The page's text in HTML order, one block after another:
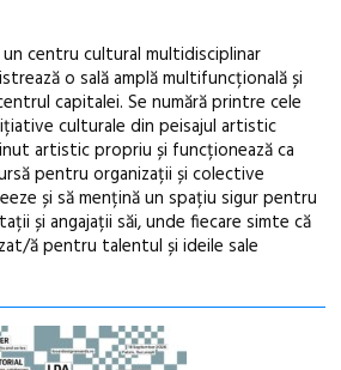
centru cultural multidisciplinar
o sală amplă multifuncțională și
capitalei. Se numără printre cele
culturale din peisajul artistic
artistic propriu și funcționează ca
pentru organizații și colective
și să mențină un spațiu sigur pentru
și angajații săi, unde fiecare simte că
ă pentru talentul și ideile sale